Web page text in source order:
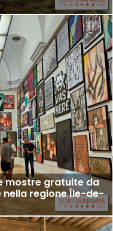
mostre gratuite da
nella regione Île-de-